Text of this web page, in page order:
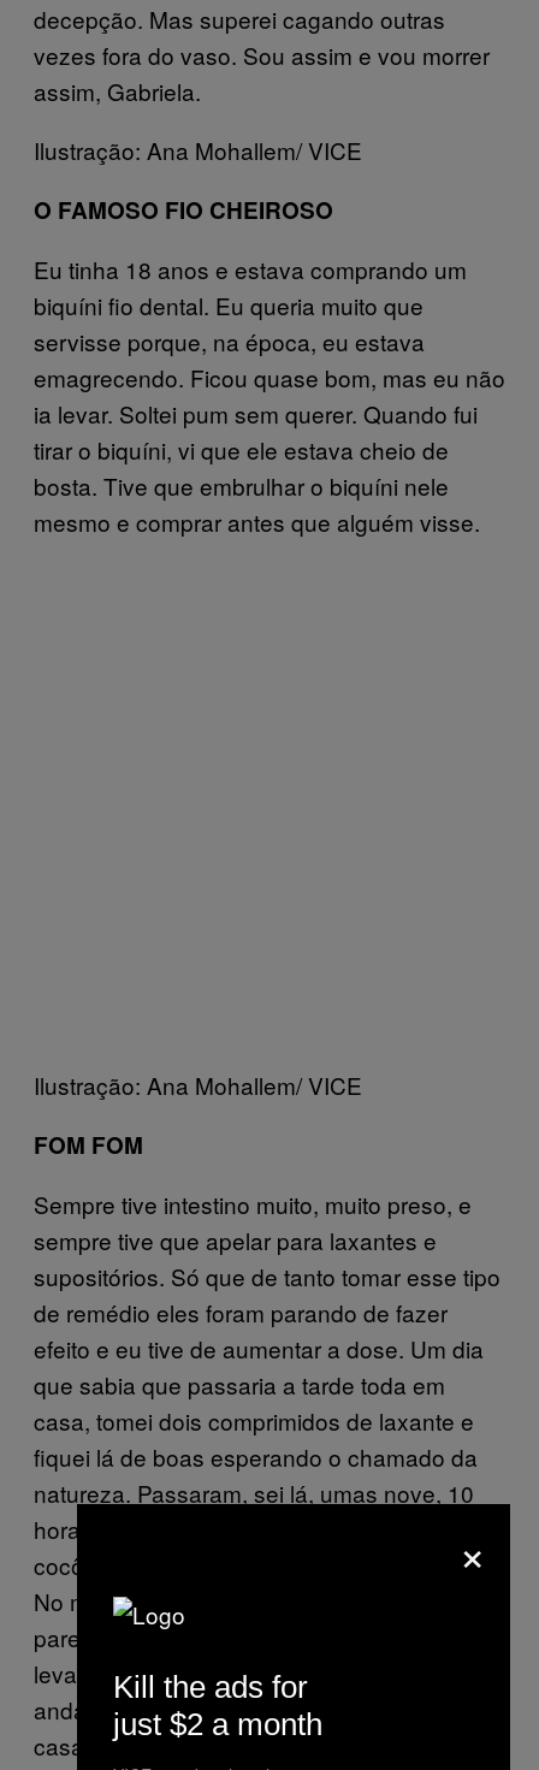
decepção. Mas superei cagando outras
vezes fora do vaso. Sou assim e vou morrer
assim, Gabriela.
Ilustração: Ana Mohallem/ VICE
O FAMOSO FIO CHEIROSO
Eu tinha 18 anos e estava comprando um
biquíni fio dental. Eu queria muito que
servisse porque, na época, eu estava
emagrecendo. Ficou quase bom, mas eu não
ia levar. Soltei pum sem querer. Quando fui
tirar o biquíni, vi que ele estava cheio de
bosta. Tive que embrulhar o biquíni nele
mesmo e comprar antes que alguém visse.
Ilustração: Ana Mohallem/ VICE
FOM FOM
Sempre tive intestino muito, muito preso, e
sempre tive que apelar para laxantes e
supositórios. Só que de tanto tomar esse tipo
de remédio eles foram parando de fazer
efeito e eu tive de aumentar a dose. Um dia
que sabia que passaria a tarde toda em
casa, tomei dois comprimidos de laxante e
fiquei lá de boas esperando o chamado da
natureza. Passaram, sei lá, umas nove, 10
horas, e nada tinha acontecido. Achei que o
cocô não ia rolar e fui pra faculdade à noite.
No meio da aula bateu uma onda fortíssima,
parecia que meu corpo inteiro ia dissolver. Aí
levantei correndo, peguei minhas coisas e fui
andando em passos muito calculados pra
casa. Eu tava esperando na calçada pra
×
Kill the ads for
just $2 a month